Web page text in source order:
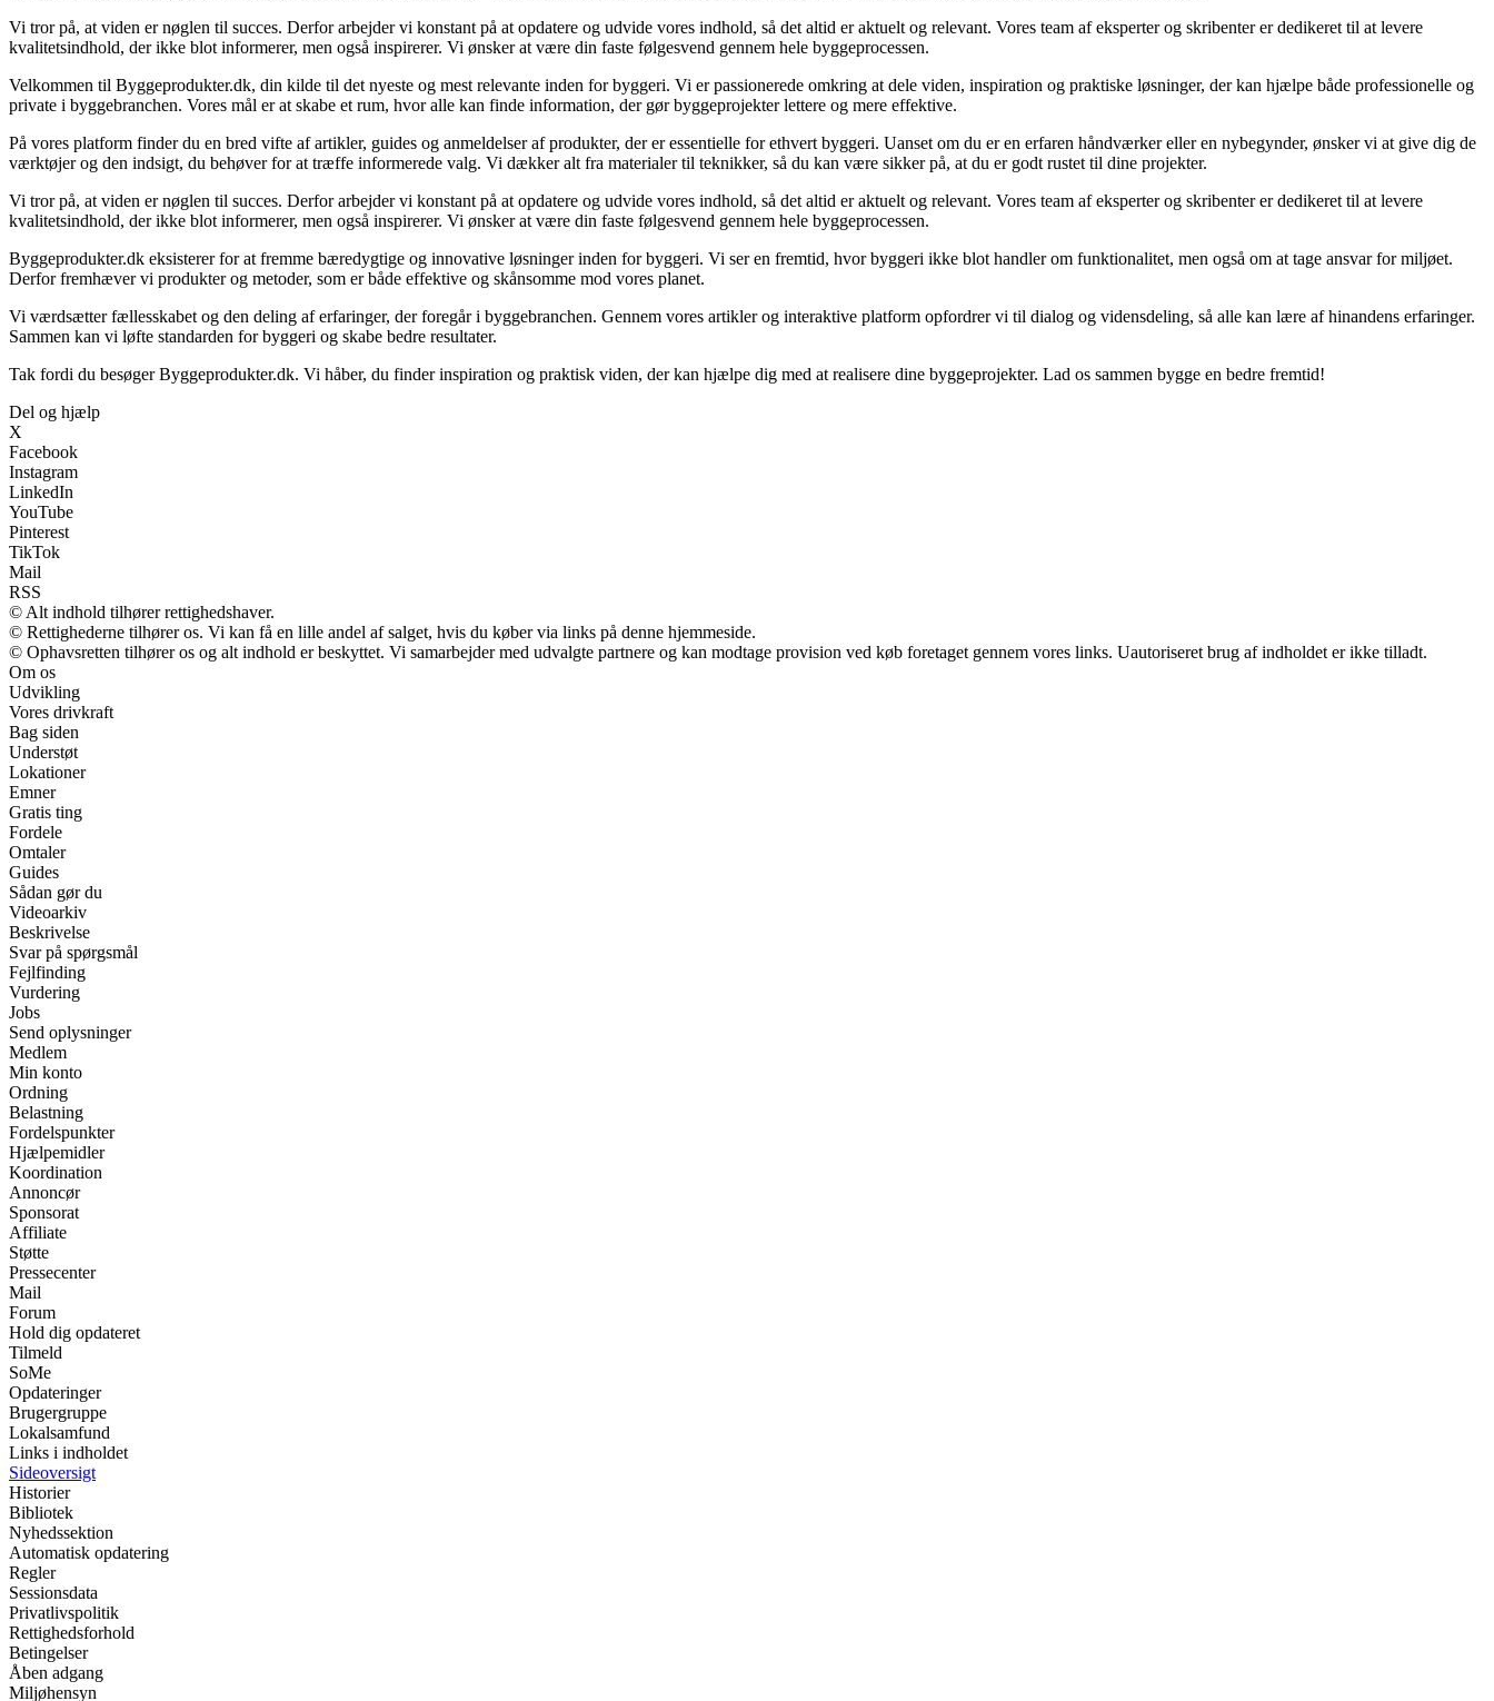
Vi tror på, at viden er nøglen til succes. Derfor arbejder vi konstant på at opdatere og udvide vores indhold, så det altid er aktuelt og relevant. Vores team af eksperter og skribenter er dedikeret til at levere
kvalitetsindhold, der ikke blot informerer, men også inspirerer. Vi ønsker at være din faste følgesvend gennem hele byggeprocessen.
Velkommen til Byggeprodukter.dk, din kilde til det nyeste og mest relevante inden for byggeri. Vi er passionerede omkring at dele viden, inspiration og praktiske løsninger, der kan hjælpe både professionelle og
private i byggebranchen. Vores mål er at skabe et rum, hvor alle kan finde information, der gør byggeprojekter lettere og mere effektive.
På vores platform finder du en bred vifte af artikler, guides og anmeldelser af produkter, der er essentielle for ethvert byggeri. Uanset om du er en erfaren håndværker eller en nybegynder, ønsker vi at give dig de
værktøjer og den indsigt, du behøver for at træffe informerede valg. Vi dækker alt fra materialer til teknikker, så du kan være sikker på, at du er godt rustet til dine projekter.
Vi tror på, at viden er nøglen til succes. Derfor arbejder vi konstant på at opdatere og udvide vores indhold, så det altid er aktuelt og relevant. Vores team af eksperter og skribenter er dedikeret til at levere
kvalitetsindhold, der ikke blot informerer, men også inspirerer. Vi ønsker at være din faste følgesvend gennem hele byggeprocessen.
Byggeprodukter.dk eksisterer for at fremme bæredygtige og innovative løsninger inden for byggeri. Vi ser en fremtid, hvor byggeri ikke blot handler om funktionalitet, men også om at tage ansvar for miljøet.
Derfor fremhæver vi produkter og metoder, som er både effektive og skånsomme mod vores planet.
Vi værdsætter fællesskabet og den deling af erfaringer, der foregår i byggebranchen. Gennem vores artikler og interaktive platform opfordrer vi til dialog og vidensdeling, så alle kan lære af hinandens erfaringer.
Sammen kan vi løfte standarden for byggeri og skabe bedre resultater.
Tak fordi du besøger Byggeprodukter.dk. Vi håber, du finder inspiration og praktisk viden, der kan hjælpe dig med at realisere dine byggeprojekter. Lad os sammen bygge en bedre fremtid!
Del og hjælp
X
Facebook
Instagram
LinkedIn
YouTube
Pinterest
TikTok
Mail
RSS
© Alt indhold tilhører rettighedshaver.
© Rettighederne tilhører os. Vi kan få en lille andel af salget, hvis du køber via links på denne hjemmeside.
© Ophavsretten tilhører os og alt indhold er beskyttet. Vi samarbejder med udvalgte partnere og kan modtage provision ved køb foretaget gennem vores links. Uautoriseret brug af indholdet er ikke tilladt.
Om os
Udvikling
Vores drivkraft
Bag siden
Understøt
Lokationer
Emner
Gratis ting
Fordele
Omtaler
Guides
Sådan gør du
Videoarkiv
Beskrivelse
Svar på spørgsmål
Fejlfinding
Vurdering
Jobs
Send oplysninger
Medlem
Min konto
Ordning
Belastning
Fordelspunkter
Hjælpemidler
Koordination
Annoncør
Sponsorat
Affiliate
Støtte
Pressecenter
Mail
Forum
Hold dig opdateret
Tilmeld
SoMe
Opdateringer
Brugergruppe
Lokalsamfund
Links i indholdet
Sideoversigt
Historier
Bibliotek
Nyhedssektion
Automatisk opdatering
Regler
Sessionsdata
Privatlivspolitik
Rettighedsforhold
Betingelser
Åben adgang
Miljøhensyn